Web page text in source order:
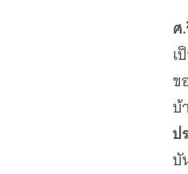
ศ
เ
ข
บ้
ป
บั